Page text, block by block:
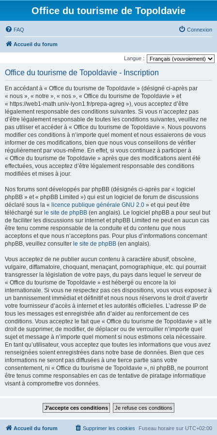
Office du tourisme de Topoldavie
FAQ Connexion
Accueil du forum
Langue :
Office du tourisme de Topoldavie - Inscription
En accédant à « Office du tourisme de Topoldavie » (désigné ci-après par
« nous », « notre », « nos », « Office du tourisme de Topoldavie » et
« https://web1-math.univ-lyon1.fr/prepa-agreg »), vous acceptez d’être
légalement responsable des conditions suivantes. Si vous n’acceptez pas
d’être légalement responsable de toutes les conditions suivantes, veuillez ne
pas utiliser et accéder à « Office du tourisme de Topoldavie ». Nous pouvons
modifier ces conditions à n’importe quel moment et nous essaierons de vous
informer de ces modifications, bien que nous vous conseillons de vérifier
régulièrement par vous-même. En effet, si vous continuez à participer à
« Office du tourisme de Topoldavie » après que des modifications aient été
effectuées, vous acceptez d’être légalement responsable des conditions
modifiées et mises à jour.
Nos forums sont développés par phpBB (désignés ci-après par « logiciel
phpBB » et « phpBB Limited ») qui est un logiciel de forum de discussions
déclaré sous la « licence publique générale GNU 2.0 » et qui peut être
téléchargé sur le site de phpBB (en anglais). Le logiciel phpBB a pour seul but
de faciliter les discussions sur internet et phpBB Limited ne peut en aucun cas
être tenu comme responsable de la conduite et du contenu que nous
acceptons et que nous n’acceptons pas. Pour plus d’informations concernant
phpBB, veuillez consulter le site de phpBB (en anglais).
Vous acceptez de ne publier aucun contenu à caractère abusif, obscène,
vulgaire, diffamatoire, choquant, menaçant, pornographique, etc. qui pourrait
transgresser la législation de votre pays, du pays dans lequel le serveur de
« Office du tourisme de Topoldavie » est hébergé ou encore la loi
internationale. Si vous ne respectez pas ces dispositions, vous vous exposez à
un bannissement immédiat et définitif et nous nous réservons le droit d’avertir
votre fournisseur d’accès à internet et les autorités officielles. L’adresse IP de
tous les messages est enregistrée afin d’aider au renforcement de ces
conditions. Vous acceptez le fait que « Office du tourisme de Topoldavie » ait le
droit de supprimer, de modifier, de déplacer ou de verrouiller n’importe quel
sujet et message à n’importe quel moment si nous estimons cela nécessaire.
En tant qu’utilisateur, vous acceptez que toutes les informations que vous avez
renseignées soient enregistrées dans notre base de données. Bien que ces
informations ne seront pas diffusées à une tierce partie sans votre
consentement, ni « Office du tourisme de Topoldavie », ni phpBB, ne pourront
être tenus comme responsables en cas de tentative de piratage informatique
visant à compromettre vos données.
Accueil du forum Fuseau horaire sur UTC+02:00
Supprimer les cookies